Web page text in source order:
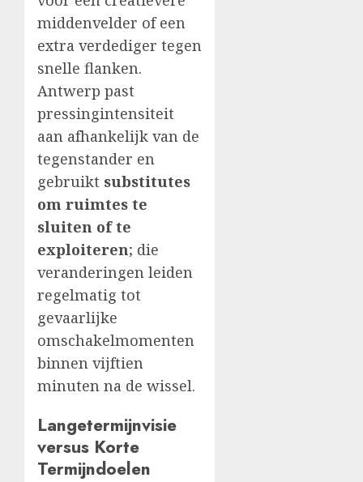
middenvelder of een
extra verdediger tegen
snelle flanken.
Antwerp past
pressingintensiteit
aan afhankelijk van de
tegenstander en
gebruikt substitutes
om ruimtes te
sluiten of te
exploiteren; die
veranderingen leiden
regelmatig tot
gevaarlijke
omschakelmomenten
binnen vijftien
minuten na de wissel.
Langetermijnvisie
versus Korte
Termijndoelen